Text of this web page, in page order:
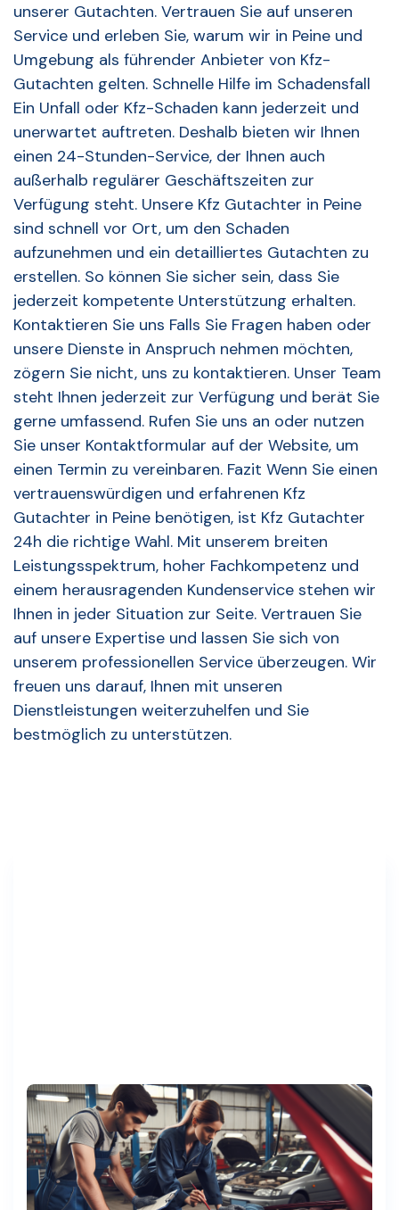
unserer Gutachten. Vertrauen Sie auf unseren
Service und erleben Sie, warum wir in Peine und
Umgebung als führender Anbieter von Kfz-
Gutachten gelten. Schnelle Hilfe im Schadensfall
Ein Unfall oder Kfz-Schaden kann jederzeit und
unerwartet auftreten. Deshalb bieten wir Ihnen
einen 24-Stunden-Service, der Ihnen auch
außerhalb regulärer Geschäftszeiten zur
Verfügung steht. Unsere Kfz Gutachter in Peine
sind schnell vor Ort, um den Schaden
aufzunehmen und ein detailliertes Gutachten zu
erstellen. So können Sie sicher sein, dass Sie
jederzeit kompetente Unterstützung erhalten.
Kontaktieren Sie uns Falls Sie Fragen haben oder
unsere Dienste in Anspruch nehmen möchten,
zögern Sie nicht, uns zu kontaktieren. Unser Team
steht Ihnen jederzeit zur Verfügung und berät Sie
gerne umfassend. Rufen Sie uns an oder nutzen
Sie unser Kontaktformular auf der Website, um
einen Termin zu vereinbaren. Fazit Wenn Sie einen
vertrauenswürdigen und erfahrenen Kfz
Gutachter in Peine benötigen, ist Kfz Gutachter
24h die richtige Wahl. Mit unserem breiten
Leistungsspektrum, hoher Fachkompetenz und
einem herausragenden Kundenservice stehen wir
Ihnen in jeder Situation zur Seite. Vertrauen Sie
auf unsere Expertise und lassen Sie sich von
unserem professionellen Service überzeugen. Wir
freuen uns darauf, Ihnen mit unseren
Dienstleistungen weiterzuhelfen und Sie
bestmöglich zu unterstützen.